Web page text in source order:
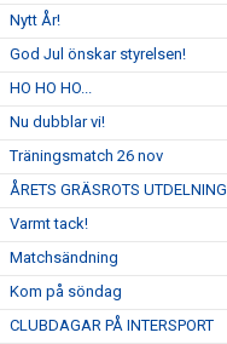
Nytt År!
God Jul önskar styrelsen!
HO HO HO...
Nu dubblar vi!
Träningsmatch 26 nov
ÅRETS GRÄSROTS UTDELNING
Varmt tack!
Matchsändning
Kom på söndag
CLUBDAGAR PÅ INTERSPORT